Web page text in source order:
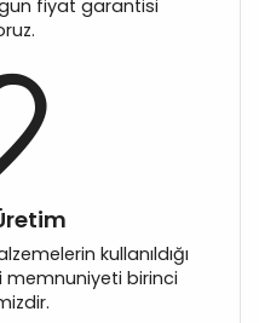
fiyat garantisi
kullanıldığı
memnuniyeti birinci